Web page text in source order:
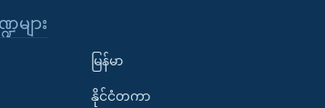
ျား
မြန်မာ
နိုင်ငံတကာ